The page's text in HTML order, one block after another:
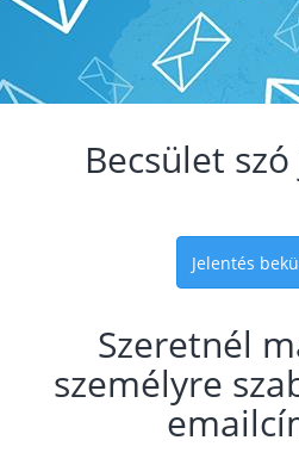
Becsület
Jelentés
Szeretnél
személyre